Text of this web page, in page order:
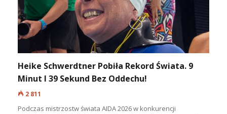
Heike Schwerdtner Pobiła Rekord Świata. 9
Minut I 39 Sekund Bez Oddechu!
2 811
Podczas mistrzostw świata AIDA 2026 w konkurencji